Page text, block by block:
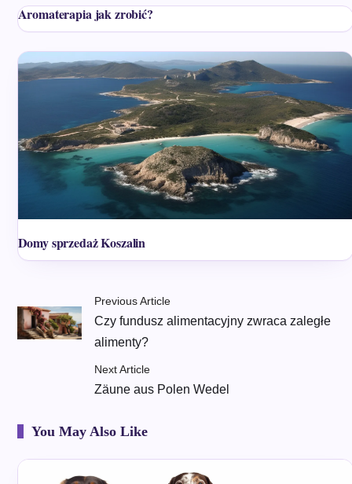
Aromaterapia jak zrobić?
Domy sprzedaż Koszalin
Previous Article
Czy fundusz alimentacyjny zwraca zaległe
alimenty?
Next Article
Zäune aus Polen Wedel
You May Also Like